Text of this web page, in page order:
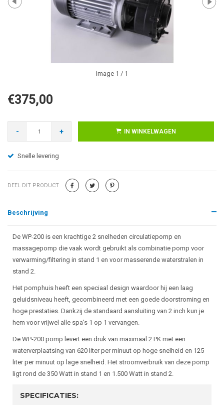
Image 1 / 1
€375,00
- + IN WINKELWAGEN
Snelle levering
DEEL DIT PRODUCT
Beschrijving
De WP-200 is een krachtige 2 snelheden circulatiepomp en
massagepomp die vaak wordt gebruikt als combinatie pomp voor
verwarming/filtering in stand 1 en voor masserende waterstralen in
stand 2.
Het pomphuis heeft een speciaal design waardoor hij een laag
geluidsniveau heeft, gecombineerd met een goede doorstroming en
hoge prestaties. Dankzij de standaard aansluiting van 2 inch kun je
hem voor vrijwel alle spa's 1 op 1 vervangen.
De WP-200 pomp levert een druk van maximaal 2 PK met een
waterverplaatsing van 620 liter per minuut op hoge snelheid en 125
liter per minuut op lage snelheid. Het stroomverbruik van deze pomp
ligt rond de 350 Watt in stand 1 en 1.500 Watt in stand 2.
SPECIFICATIES: